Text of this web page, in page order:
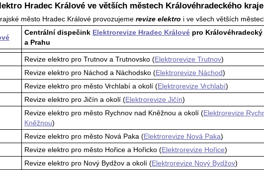
Hradec Králové ve větších městech Královéhradec­kého kraje
město Hradec Králové provozujeme revize elektro i ve všech větších
Centrální dispečink Elektrorevize Hradec Králové pro Královéhradecký
a Prahu
Revize elektro pro Trutnov a Trutnovsko (Elektrorevize Trutnov)
Revize elektro pro Náchod a Náchodsko (Elektrorevize Náchod)
Revize elektro pro město Vrchlabí a okolí (Elektrorevize Vrchlabí)
Revize elektro pro Jičín a okolí (Elektrorevize Jičín)
Revize elektro pro město Rychnov nad Kněžnou a okolí (Elektrorevize
Kněžnou)
Revize elektro pro město Nová Paka (Elektrorevize Nová Paka)
Revize elektro pro město Hořice a Hořicko (Elektrorevize Hořice)
Revize elektro pro Nový Bydžov a okolí (Elektrorevize Nový Bydžov)